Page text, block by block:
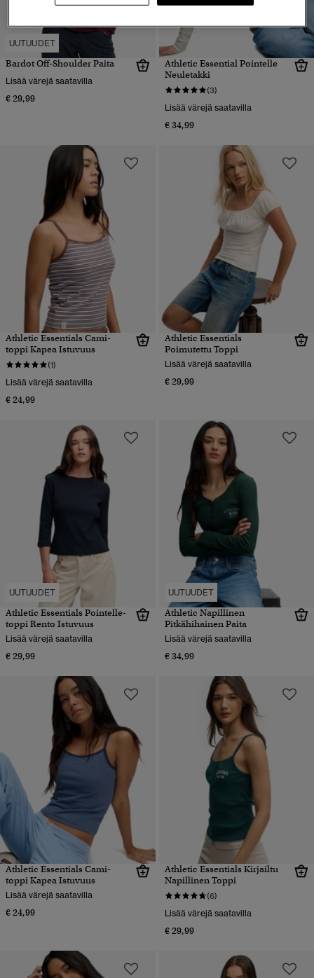
UUTUUDET
Bardot Off-Shoulder Paita
Lisää värejä saatavilla
€ 29,99
Athletic Essential Pointelle
Neuletakki
(3)
Lisää värejä saatavilla
€ 34,99
Athletic Essentials Cami-
toppi Kapea Istuvuus
(1)
Lisää värejä saatavilla
€ 24,99
Athletic Essentials
Poimutettu Toppi
Lisää värejä saatavilla
€ 29,99
UUTUUDET
Athletic Essentials Pointelle-
toppi Rento Istuvuus
Lisää värejä saatavilla
€ 29,99
UUTUUDET
Athletic Napillinen
Pitkähihainen Paita
Lisää värejä saatavilla
€ 34,99
Athletic Essentials Cami-
toppi Kapea Istuvuus
Lisää värejä saatavilla
€ 24,99
Athletic Essentials Kirjailtu
Napillinen Toppi
(6)
Lisää värejä saatavilla
€ 29,99